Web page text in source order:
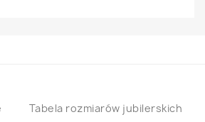
Tabela rozmiarów jubilerskich